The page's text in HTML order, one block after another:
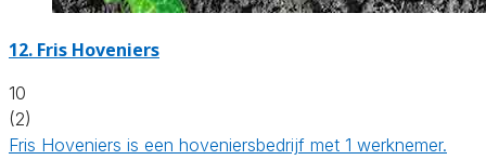
12. Fris Hoveniers
10
(2)
Fris Hoveniers is een hoveniersbedrijf met 1 werknemer.